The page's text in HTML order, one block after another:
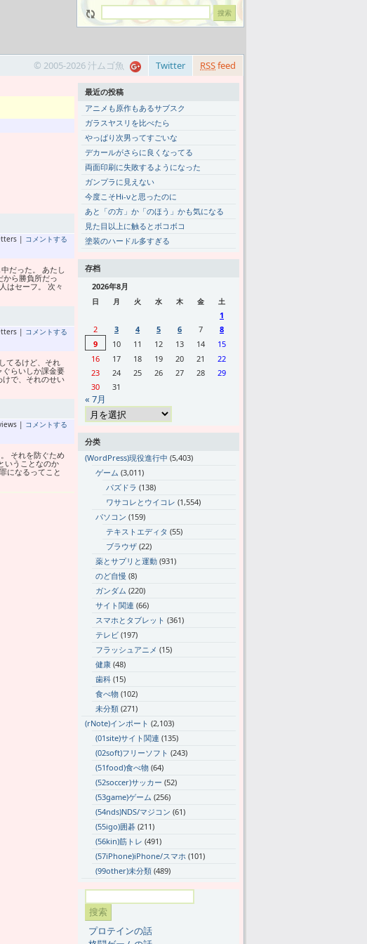
RSSfeed
Twitter
© 2005-2026 汁ムゴ魚
| コメントする
だった。 あたし
から勝負所だっ
はセーフ。 次々
| コメントする
てるけど、それ
らいしか課金要
で、それのせい
| コメントする
それを防ぐため
いうことなのか
になるってこと
最近の投稿
アニメも原作もあるサブスク
ガラスヤスリを比べたら
やっぱり次男ってすごいな
デカールがさらに良くなってる
両面印刷に失敗するようになった
ガンプラに見えない
今度こそHi-νと思ったのに
あと「の方」か「のほう」かも気になる
見た目以上に触るとボコボコ
塗装のハードル多すぎる
存档
2026年8月
日 月 火 水 木 金 土
1
2
3 4 5 6 7
8
9
10 11 12 13 14
15
16
17 18 19 20 21
22
23
24 25 26 27 28
29
30
31
« 7月
分类
(WordPress)現役進行中 (5,403)
ゲーム (3,011)
パズドラ (138)
ワサコレとウイコレ (1,554)
パソコン (159)
テキストエディタ (55)
ブラウザ (22)
薬とサプリと運動 (931)
のど自慢 (8)
ガンダム (220)
サイト関連 (66)
スマホとタブレット (361)
テレビ (197)
フラッシュアニメ (15)
健康 (48)
歯科 (15)
食べ物 (102)
未分類 (271)
(rNote)インポート (2,103)
(01site)サイト関連 (135)
(02soft)フリーソフト (243)
(51food)食べ物 (64)
(52soccer)サッカー (52)
(53game)ゲーム (256)
(54nds)NDS/マジコン (61)
(55igo)囲碁 (211)
(56kin)筋トレ (491)
(57iPhone)iPhone/スマホ (101)
(99other)未分類 (489)
プロテインの話